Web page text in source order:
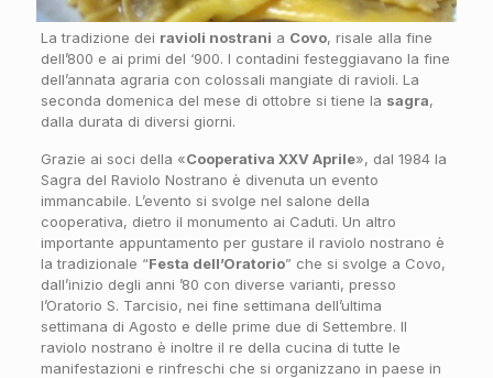
La tradizione dei ravioli nostrani a Covo, risale alla fine
dell’800 e ai primi del ‘900. I contadini festeggiavano la fine
dell’annata agraria con colossali mangiate di ravioli. La
seconda domenica del mese di ottobre si tiene la sagra,
dalla durata di diversi giorni.
Grazie ai soci della «Cooperativa XXV Aprile», dal 1984 la
Sagra del Raviolo Nostrano è divenuta un evento
immancabile. L’evento si svolge nel salone della
cooperativa, dietro il monumento ai Caduti. Un altro
importante appuntamento per gustare il raviolo nostrano è
la tradizionale “Festa dell’Oratorio” che si svolge a Covo,
dall’inizio degli anni ’80 con diverse varianti, presso
l’Oratorio S. Tarcisio, nei fine settimana dell’ultima
settimana di Agosto e delle prime due di Settembre. Il
raviolo nostrano è inoltre il re della cucina di tutte le
manifestazioni e rinfreschi che si organizzano in paese in